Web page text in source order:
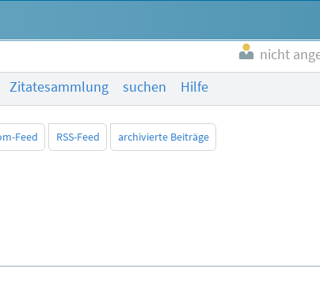
nicht
Zitatesammlung suchen Hilfe
Feed RSS-Feed archivierte Beiträge